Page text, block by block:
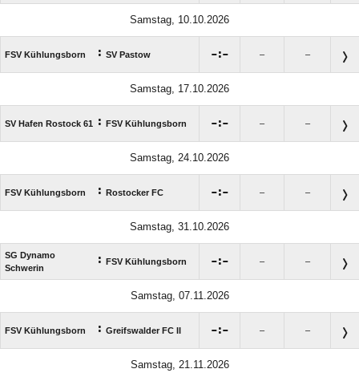
Samstag, 10.10.2026
FSV Kühlungsborn : SV Pastow : – –
Samstag, 17.10.2026
SV Hafen Rostock 61 : FSV Kühlungsborn : – –
Samstag, 24.10.2026
FSV Kühlungsborn : Rostocker FC : – –
Samstag, 31.10.2026
SG Dynamo
Schwerin
: FSV Kühlungsborn : – –
Samstag, 07.11.2026
FSV Kühlungsborn : Greifswalder FC II : – –
Samstag, 21.11.2026